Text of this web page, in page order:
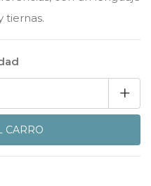
tiernas.
+